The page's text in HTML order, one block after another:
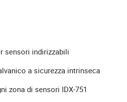
sensori indirizzabili
a sicurezza intrinseca
zona di sensori IDX-751